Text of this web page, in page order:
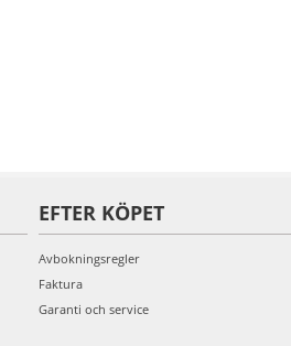
EFTER KÖPET
Avbokningsregler
Faktura
Garanti och service